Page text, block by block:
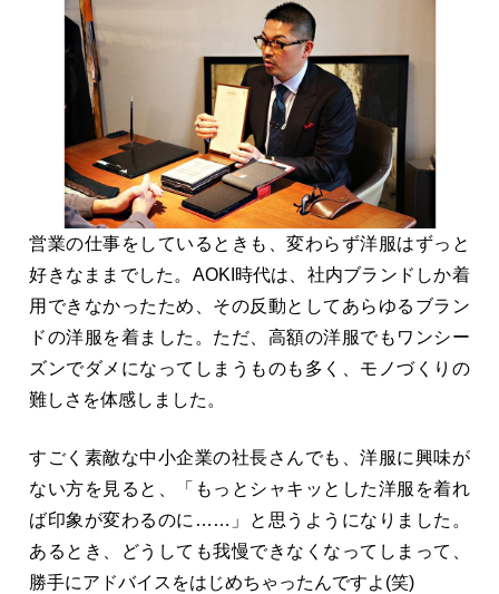
営業の仕事をしているときも、変わらず洋服はずっと
好きなままでした。AOKI時代は、社内ブランドしか着
用できなかったため、その反動としてあらゆるブラン
ドの洋服を着ました。ただ、高額の洋服でもワンシー
ズンでダメになってしまうものも多く、モノづくりの
難しさを体感しました。
すごく素敵な中小企業の社長さんでも、洋服に興味が
ない方を見ると、「もっとシャキッとした洋服を着れ
ば印象が変わるのに……」と思うようになりました。
あるとき、どうしても我慢できなくなってしまって、
勝手にアドバイスをはじめちゃったんですよ(笑)